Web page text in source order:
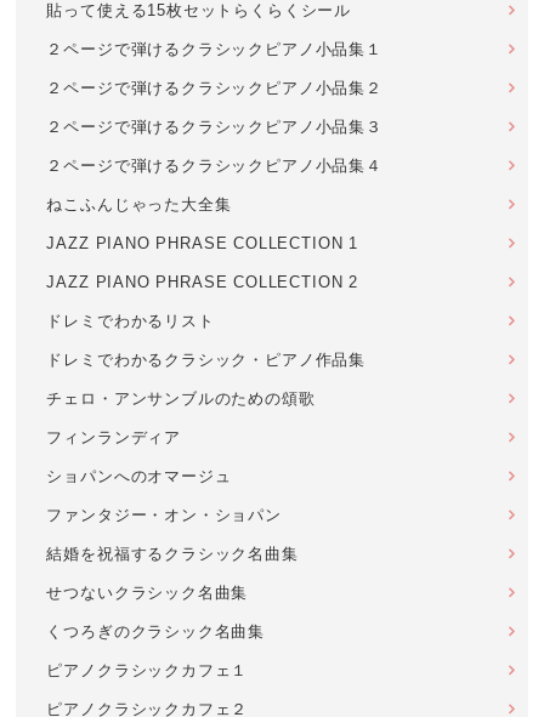
貼って使える15枚セットらくらくシール
２ページで弾けるクラシックピアノ小品集１
２ページで弾けるクラシックピアノ小品集２
２ページで弾けるクラシックピアノ小品集３
２ページで弾けるクラシックピアノ小品集４
ねこふんじゃった大全集
JAZZ PIANO PHRASE COLLECTION 1
JAZZ PIANO PHRASE COLLECTION 2
ドレミでわかるリスト
ドレミでわかるクラシック・ピアノ作品集
チェロ・アンサンブルのための頌歌
フィンランディア
ショパンへのオマージュ
ファンタジー・オン・ショパン
結婚を祝福するクラシック名曲集
せつないクラシック名曲集
くつろぎのクラシック名曲集
ピアノクラシックカフェ１
ピアノクラシックカフェ２